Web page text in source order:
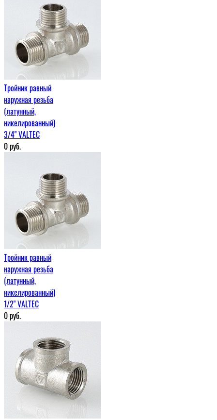
Тройник равный
наружная резьба
(латунный,
никелированный)
3/4" VALTEC
0руб.
Тройник равный
наружная резьба
(латунный,
никелированный)
1/2" VALTEC
0руб.